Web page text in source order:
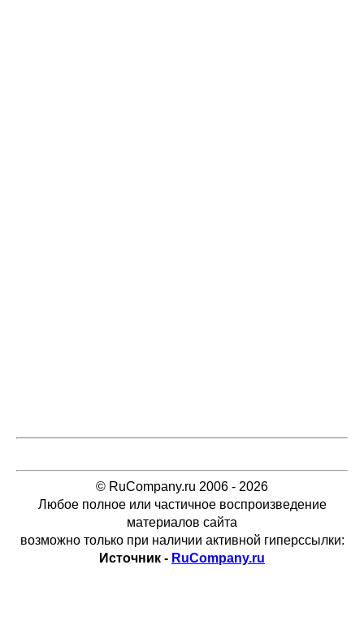
© RuCompany.ru 2006 - 2026
Любое полное или частичное воспроизведение
материалов сайта
возможно только при наличии активной гиперссылки:
Источник - RuCompany.ru